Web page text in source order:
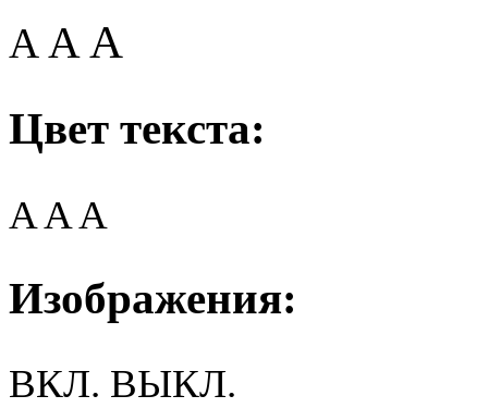
A AA
Цвет текста:
AAA
Изображения:
ВКЛ. ВЫКЛ.